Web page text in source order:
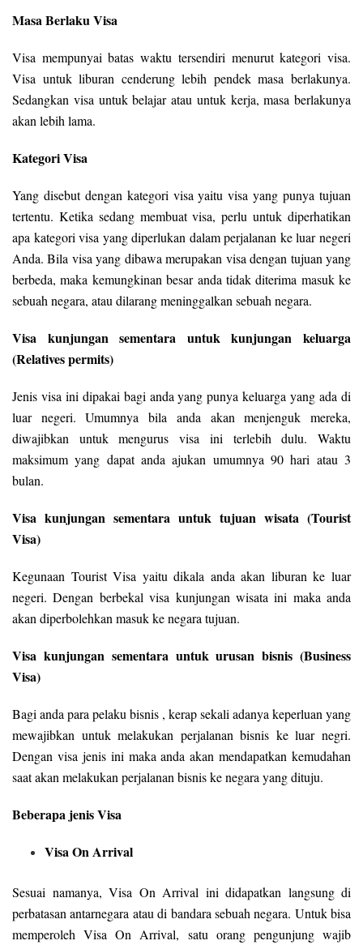
Masa Berlaku Visa
Visa mempunyai batas waktu tersendiri menurut kategori visa.
Visa untuk liburan cenderung lebih pendek masa berlakunya.
Sedangkan visa untuk belajar atau untuk kerja, masa berlakunya
akan lebih lama.
Kategori Visa
Yang disebut dengan kategori visa yaitu visa yang punya tujuan
tertentu. Ketika sedang membuat visa, perlu untuk diperhatikan
apa kategori visa yang diperlukan dalam perjalanan ke luar negeri
Anda. Bila visa yang dibawa merupakan visa dengan tujuan yang
berbeda, maka kemungkinan besar anda tidak diterima masuk ke
sebuah negara, atau dilarang meninggalkan sebuah negara.
Visa kunjungan sementara untuk kunjungan keluarga
(Relatives permits)
Jenis visa ini dipakai bagi anda yang punya keluarga yang ada di
luar negeri. Umumnya bila anda akan menjenguk mereka,
diwajibkan untuk mengurus visa ini terlebih dulu. Waktu
maksimum yang dapat anda ajukan umumnya 90 hari atau 3
bulan.
Visa kunjungan sementara untuk tujuan wisata (Tourist
Visa)
Kegunaan Tourist Visa yaitu dikala anda akan liburan ke luar
negeri. Dengan berbekal visa kunjungan wisata ini maka anda
akan diperbolehkan masuk ke negara tujuan.
Visa kunjungan sementara untuk urusan bisnis (Business
Visa)
Bagi anda para pelaku bisnis , kerap sekali adanya keperluan yang
mewajibkan untuk melakukan perjalanan bisnis ke luar negri.
Dengan visa jenis ini maka anda akan mendapatkan kemudahan
saat akan melakukan perjalanan bisnis ke negara yang dituju.
Beberapa jenis Visa
Visa On Arrival
Sesuai namanya, Visa On Arrival ini didapatkan langsung di
perbatasan antarnegara atau di bandara sebuah negara. Untuk bisa
memperoleh Visa On Arrival, satu orang pengunjung wajib